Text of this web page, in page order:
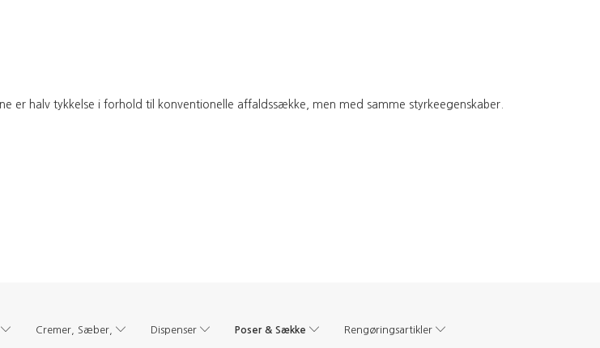
er halv tykkelse i forhold til konventionelle affaldssække, men med samme styrkeegenskaber.
Cremer, Sæber, Dispenser Poser & Sække Rengøringsartikler